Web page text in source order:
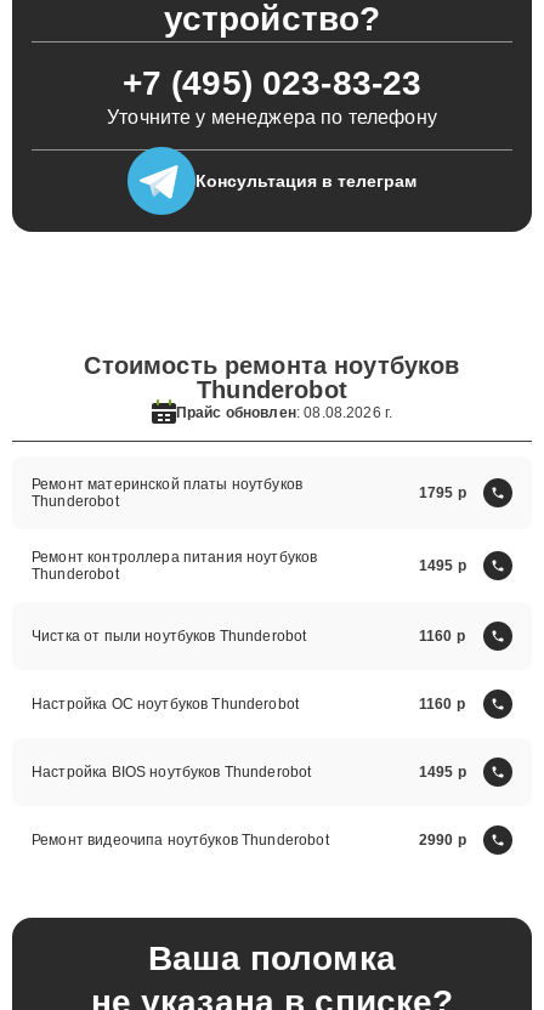
устройство?
+7 (495) 023-83-23
Уточните у менеджера по телефону
Консультация в телеграм
Стоимость ремонта ноутбуков
Thunderobot
Прайс обновлен: 08.08.2026 г.
Ремонт материнской платы ноутбуков
Thunderobot
1795
Ремонт контроллера питания ноутбуков
Thunderobot
1495
Чистка от пыли ноутбуков Thunderobot 1160
Настройка ОС ноутбуков Thunderobot 1160
Настройка BIOS ноутбуков Thunderobot 1495
Ремонт видеочипа ноутбуков Thunderobot 2990
Ваша поломка